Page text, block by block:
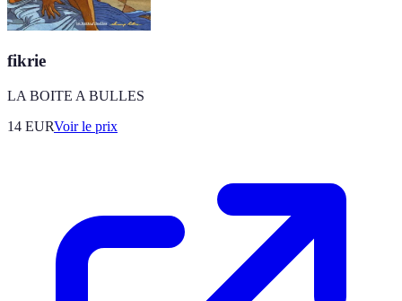
fikrie
LA BOITE A BULLES
14 EURVoir le prix